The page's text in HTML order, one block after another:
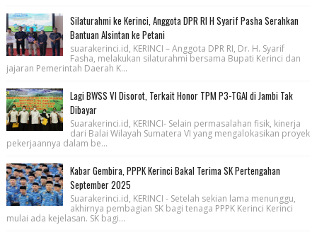
Silaturahmi ke Kerinci, Anggota DPR RI H Syarif Pasha Serahkan
Bantuan Alsintan ke Petani
suarakerinci.id, KERINCI – Anggota DPR RI, Dr. H. Syarif
Fasha, melakukan silaturahmi bersama Bupati Kerinci dan
jajaran Pemerintah Daerah K...
Lagi BWSS VI Disorot, Terkait Honor TPM P3-TGAI di Jambi Tak
Dibayar
Suarakerinci.id, KERINCI- Selain permasalahan fisik, kinerja
dari Balai Wilayah Sumatera VI yang mengalokasikan proyek
pekerjaannya dalam be...
Kabar Gembira, PPPK Kerinci Bakal Terima SK Pertengahan
September 2025
Suarakerinci.id, KERINCI - Setelah sekian lama menunggu,
akhirnya pembagian SK bagi tenaga PPPK Kerinci Kerinci
mulai ada kejelasan. SK bagi...